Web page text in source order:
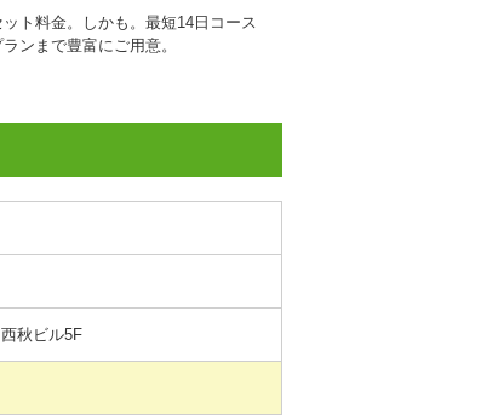
ト料金。しかも。最短14日コース
ンまで豊富にご用意。
秋ビル5F